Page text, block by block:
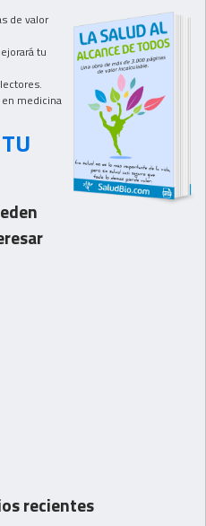
de valor
tu
medicina
recientes